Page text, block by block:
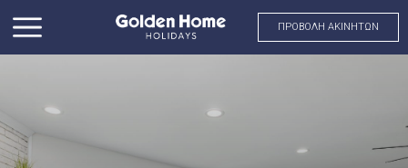
ΠΡΟΒΟΛΗ ΑΚΙΝΗΤΩΝ